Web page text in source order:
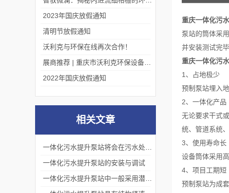
重庆一体化污
泵站的筒体采
并安装测试完
重庆一体化污
1、占地极少
预制泵站埋入
2、一体化产品
无论要求干式
统、管道系统
3、使用寿命长
设备筒体采用
4、项目工期短
预制泵站为成
2023年国庆放假通知
清明节放假通知
沃利克与环保在线再次合作！
2022年国庆放假通知
相关文章
一体化污水提升泵站的安装与调试